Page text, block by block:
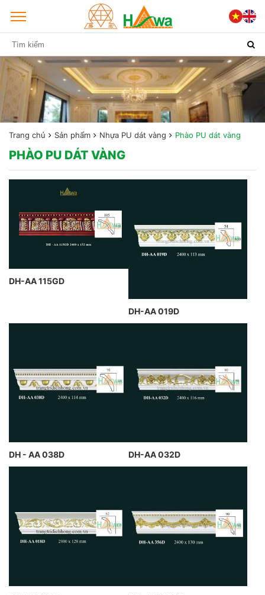
Trang chủ Sản phẩm Nhựa PU dát vàng Phào PU dát vàng
PHÀO PU DÁT VÀNG
DH-AA 115GD
DH-AA 019D
DH - AA 038D DH-AA 032D